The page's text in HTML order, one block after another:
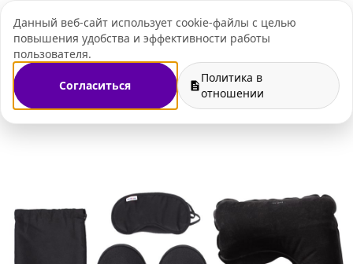
Данный веб-сайт использует cookie-файлы с целью
повышения удобства и эффективности работы
пользователя.
Согласиться
Политика в
отношении
+7 (495) 109-07-
наборы Дорожные наборы для путешествий